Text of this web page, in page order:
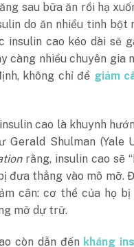
sau bữa ăn rồi hạ
do ăn nhiều tinh bột
insulin cao kéo dài sẽ
càng nhiều chuyên gia
không chỉ để giảm
cao là khuynh
Gerald Shulman (Yale
rằng, insulin cao sẽ
đưa thẳng vào mô mỡ.
cân: cơ thể của họ
mỡ dự trữ.
còn dẫn đến kháng